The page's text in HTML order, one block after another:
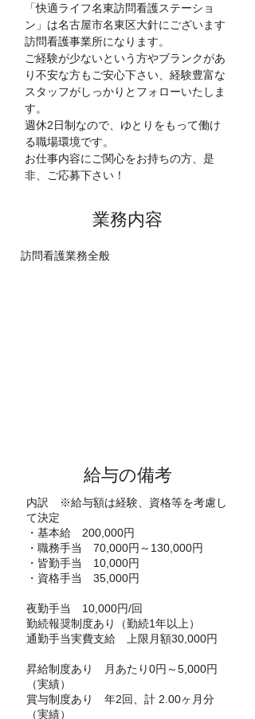
「快適ライフ名東訪問看護ステーショ
ン」は名古屋市名東区大針にございます
訪問看護事業所になります。
ご経験が少ないという方やブランクがあ
り不安な方もご安心下さい、経験豊富な
スタッフがしっかりとフォローいたしま
す。
週休2日制なので、ゆとりをもって働け
る職場環境です。
お仕事内容にご関心をお持ちの方、是
非、ご応募下さい！
​業務内容
訪問看護業務全般
給与の備考
内訳 ※給与額は経験、資格等を考慮し
て決定
・基本給 200,000円
・職務手当 70,000円～130,000円
・皆勤手当 10,000円
・資格手当 35,000円
夜勤手当 10,000円/回
勤続報奨制度あり（勤続1年以上）
通勤手当実費支給 上限月額30,000円
昇給制度あり 月あたり0円～5,000円
（実績）
賞与制度あり 年2回、計 2.00ヶ月分
（実績）